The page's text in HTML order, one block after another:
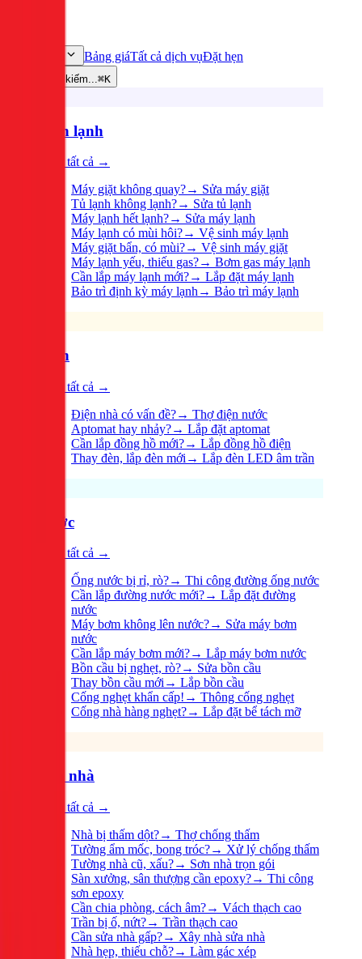
Bảng giáTất cả dịch vụĐặt hẹn
Tìm kiếm...⌘K
Điện lạnh
Xem tất cả →
Máy giặt không quay?→ Sửa máy giặt
Tủ lạnh không lạnh?→ Sửa tủ lạnh
Máy lạnh hết lạnh?→ Sửa máy lạnh
Máy lạnh có mùi hôi?→ Vệ sinh máy lạnh
Máy giặt bẩn, có mùi?→ Vệ sinh máy giặt
Máy lạnh yếu, thiếu gas?→ Bơm gas máy lạnh
Cần lắp máy lạnh mới?→ Lắp đặt máy lạnh
Bảo trì định kỳ máy lạnh→ Bảo trì máy lạnh
Điện
Xem tất cả →
Điện nhà có vấn đề?→ Thợ điện nước
Aptomat hay nhảy?→ Lắp đặt aptomat
Cần lắp đồng hồ mới?→ Lắp đồng hồ điện
Thay đèn, lắp đèn mới → Lắp đèn LED âm trần
Nước
Xem tất cả →
Ống nước bị rỉ, rò?→ Thi công đường ống nước
Cần lắp đường nước mới?→ Lắp đặt đường
nước
Máy bơm không lên nước?→ Sửa máy bơm
nước
Cần lắp máy bơm mới?→ Lắp máy bơm nước
Bồn cầu bị nghẹt, rò?→ Sửa bồn cầu
Thay bồn cầu mới → Lắp bồn cầu
Cống nghẹt khẩn cấp! → Thông cống nghẹt
Cống nhà hàng nghẹt?→ Lắp đặt bể tách mỡ
Sửa nhà
Xem tất cả →
Nhà bị thấm dột?→ Thợ chống thấm
Tường ẩm mốc, bong tróc?→ Xử lý chống thấm
Tường nhà cũ, xấu?→ Sơn nhà trọn gói
Sàn xưởng, sân thượng cần epoxy?→ Thi công
sơn epoxy
Cần chia phòng, cách âm?→ Vách thạch cao
Trần bị ố, nứt?→ Trần thạch cao
Cần sửa nhà gấp?→ Xây nhà sửa nhà
Nhà hẹp, thiếu chỗ?→ Làm gác xép